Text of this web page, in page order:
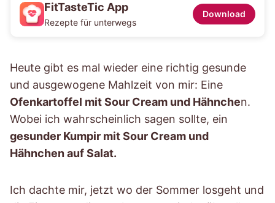
FitTasteTic App
Rezepte für unterwegs
Download
Heute gibt es mal wieder eine richtig gesunde
und ausgewogene Mahlzeit von mir: Eine
Ofenkartoffel mit Sour Cream und Hähnchen.
Wobei ich wahrscheinlich sagen sollte, ein
gesunder Kumpir mit Sour Cream und
Hähnchen auf Salat.
Ich dachte mir, jetzt wo der Sommer losgeht und